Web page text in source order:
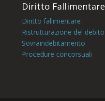
Diritto Fallimentare
Diritto fallimentare
Ristrutturazione del debito
Sovraindebitamento
Procedure concorsuali